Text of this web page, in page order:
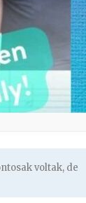
voltak, de